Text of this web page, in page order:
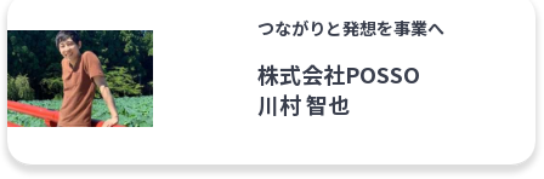
つながりと発想を事業へ
株式会社POSSO
川村 智也